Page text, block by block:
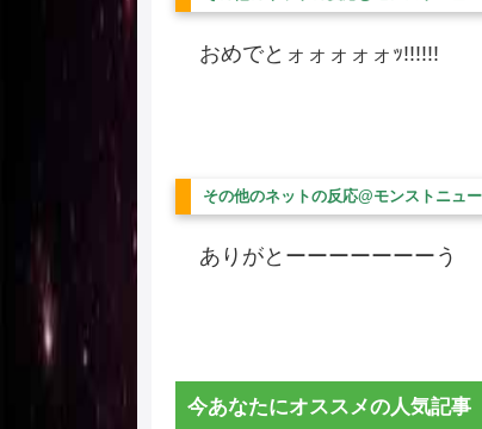
おめでとォォォォォｯ!!!!!!
その他のネットの反応@モンストニュ
ありがとーーーーーーーう
今あなたにオススメの人気記事